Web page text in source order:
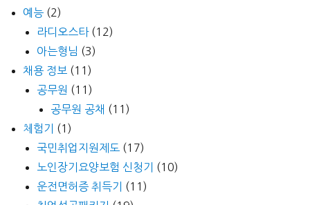
예능 (2)
라디오스타(12)
아는형님 (3)
채용 정보 (11)
공무원 (11)
공무원 공채 (11)
체험기
(1)
국민취업지원제도 (17)
노인장기요양보험 신청기
(10)
운전면허증 취득기
(11)